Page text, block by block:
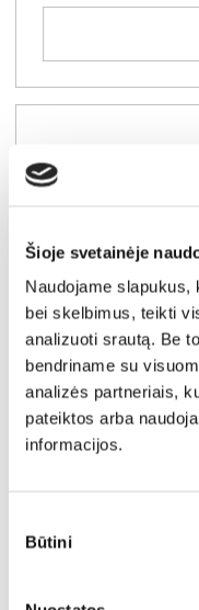
Šioje svetainėje
Naudojame slapukus,
bei skelbimus, teikti
analizuoti srautą. Be
bendriname su
analizės partneriais,
pateiktos arba
informacijos.
pasirinkimas
Būtini
EKSPOZICINĖ PREKĖ